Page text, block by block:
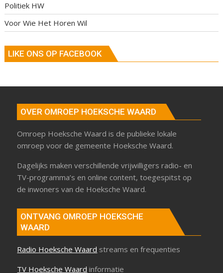
Politiek HW
Voor Wie Het Horen Wil
LIKE ONS OP FACEBOOK
OVER OMROEP HOEKSCHE WAARD
Omroep Hoeksche Waard is de publieke lokale
omroep voor de gemeente Hoeksche Waard.
Dagelijks maken verschillende vrijwilligers radio- en
TV-programma’s en online content, toegespitst op
de inwoners van de Hoeksche Waard.
ONTVANG OMROEP HOEKSCHE
WAARD
Radio Hoeksche Waard streams en frequenties
TV Hoeksche Waard informatie